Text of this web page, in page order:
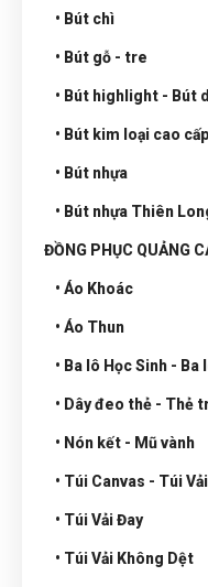
• Bút chì
• Bút gỗ - tre
• Bút highlight - Bút
• Bút kim loại cao cấp
• Bút nhựa
• Bút nhựa Thiên
ĐỒNG PHỤC QUẢNG
• Áo Khoác
• Áo Thun
• Ba lô Học Sinh -
• Dây đeo thẻ - Thẻ
• Nón kết - Mũ vành
• Túi Canvas - Túi Vải
• Túi Vải Đay
• Túi Vải Không Dệt